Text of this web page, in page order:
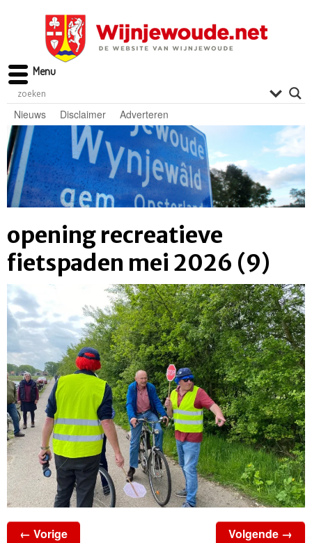
Nieuws Disclaimer Adverteren
opening recreatieve
fietspaden mei 2026 (9)
← Vorige Volgende →
Menu